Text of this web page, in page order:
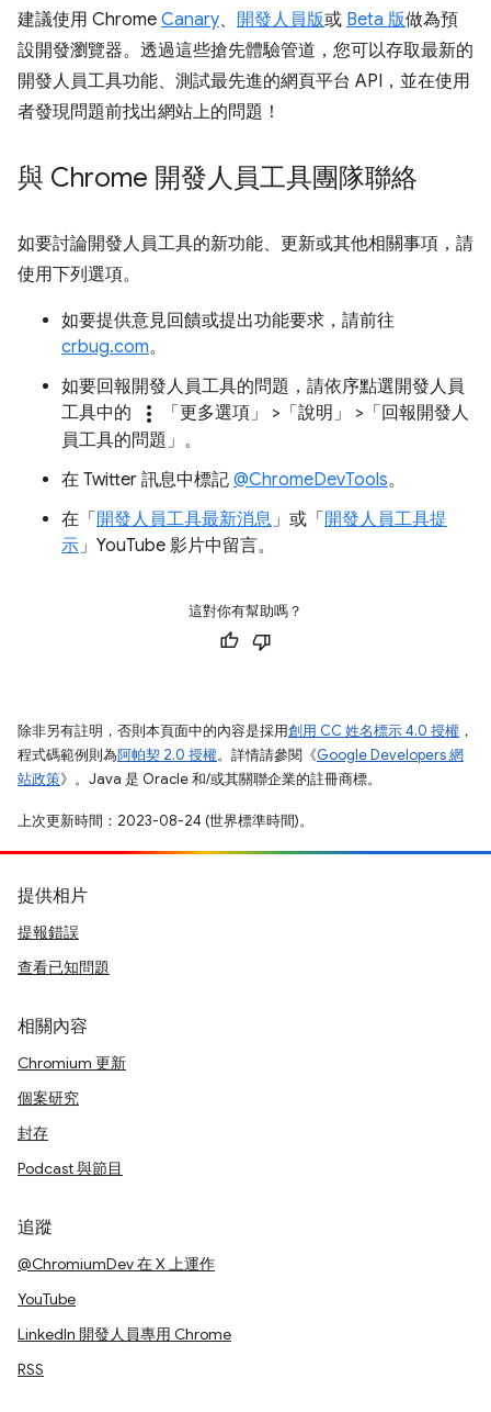
建議使用 Chrome Canary、 開發人員版或 Beta 版做為預
設開發瀏覽器。透過這些搶先體驗管道，您可以存取最新的
開發人員工具功能、測試最先進的網頁平台 API，並在使用
者發現問題前找出網站上的問題！
與 Chrome 開發人員工具團隊聯絡
如要討論開發人員工具的新功能、更新或其他相關事項，請
使用下列選項。
如要提供意見回饋或提出功能要求，請前往
crbug.com。
如要回報開發人員工具的問題，請依序點選開發人員
工具中的
more_vert 「更多選項」 >「說明」
>「回報開發人
員工具的問題」 。
在 Twitter 訊息中標記 @ChromeDevTools。
在「開發人員工具最新消息 」或「開發人員工具提
示 」YouTube 影片中留言。
這對你有幫助嗎？
除非另有註明，否則本頁面中的內容是採用創用 CC 姓名標示 4.0 授權 ，
程式碼範例則為阿帕契 2.0 授權。詳情請參閱《Google Developers 網
站政策》。Java 是 Oracle 和/或其關聯企業的註冊商標。
上次更新時間：2023-08-24 (世界標準時間)。
提供相片
提報錯誤
查看已知問題
相關內容
Chromium 更新
個案研究
封存
Podcast 與節目
追蹤
@ChromiumDev 在 X 上運作
YouTube
LinkedIn 開發人員專用 Chrome
RSS